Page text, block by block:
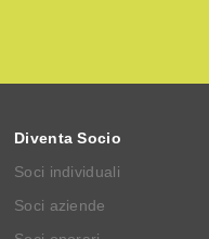
Diventa Socio
Soci individuali
Soci aziende